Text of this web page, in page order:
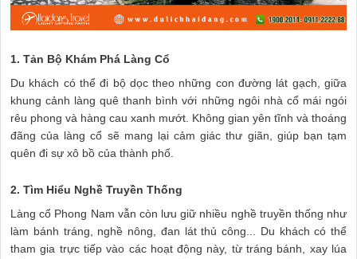
1. Tản Bộ Khám Phá Làng Cổ
Du khách có thể đi bộ dọc theo những con đường lát gạch, giữa
khung cảnh làng quê thanh bình với những ngôi nhà cổ mái ngói
rêu phong và hàng cau xanh mướt. Không gian yên tĩnh và thoáng
đãng của làng cổ sẽ mang lại cảm giác thư giãn, giúp bạn tạm
quên đi sự xô bồ của thành phố.
2. Tìm Hiểu Nghề Truyền Thống
Làng cổ Phong Nam vẫn còn lưu giữ nhiều nghề truyền thống như
làm bánh tráng, nghề nông, đan lát thủ công... Du khách có thể
tham gia trực tiếp vào các hoạt động này, từ tráng bánh, xay lúa